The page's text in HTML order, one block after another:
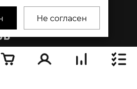
Не согласен